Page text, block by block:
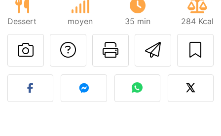
Dessert moyen 35 min 284 Kcal
Imprimer
Poser une
Publier votre photo de